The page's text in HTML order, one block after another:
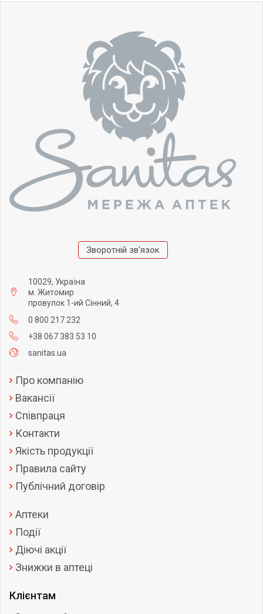
Зворотній зв'язок
10029, Україна
м. Житомир
провулок 1-ий Сінний, 4
0 800 217 232
+38 067 383 53 10
sanitas.ua
Про компанію
Вакансії
Співпраця
Контакти
Якість продукції
Правила сайту
Публічний договір
Аптеки
Події
Діючі акції
Знижки в аптеці
Клієнтам